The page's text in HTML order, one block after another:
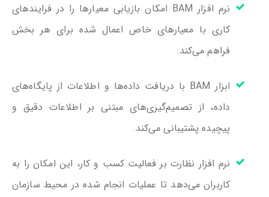
نرم افزار BAM امکان بازیابی معیارها را در فرایندهای
کاری با معیارهای خاص اعمال شده برای هر بخش
فراهم می‌کند.
ابزار BAM با دریافت داده‌ها و اطلاعات از پایگاه‌های
داده، از تصمیم‌گیری‌های مبتنی بر اطلاعات دقیق و
پیچیده پشتیبانی می‌کند.
نرم افزار نظارت بر فعالیت کسب و کار، این امکان را به
کاربران می‌دهد تا عملیات انجام شده در محیط سازمان